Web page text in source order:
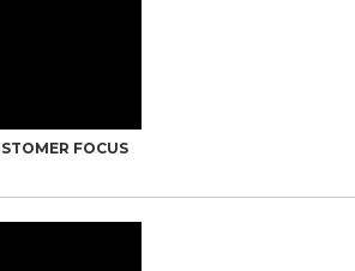
FOCUS